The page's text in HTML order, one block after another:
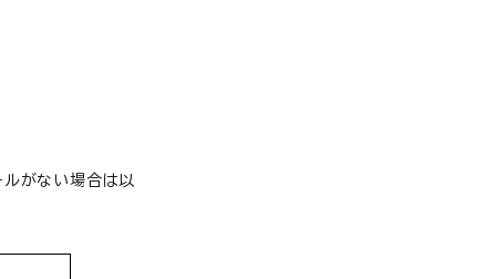
犬 おやつ
ェットタイ
食物アレルギー
口臭
がない場合は以